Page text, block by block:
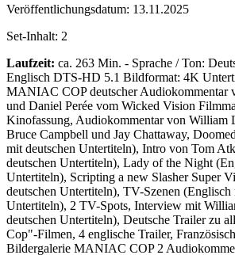
Veröffentlichungsdatum: 13.11.2025
Set-Inhalt: 2
Laufzeit: ca. 263 Min. - Sprache / Ton:
Englisch DTS-HD 5.1 Bildformat: 4K
MANIAC COP deutscher Audiokommentar
und Daniel Perée vom Wicked Vision
Kinofassung, Audiokommentar von William
Bruce Campbell und Jay Chattaway,
mit deutschen Untertiteln), Intro von Tom
deutschen Untertiteln), Lady of the Night
Untertiteln), Scripting a new Slasher Super
deutschen Untertiteln), TV-Szenen (Englisch
Untertiteln), 2 TV-Spots, Interview mit
deutschen Untertiteln), Deutsche Trailer zu
Cop"-Filmen, 4 englische Trailer,
Bildergalerie MANIAC COP 2